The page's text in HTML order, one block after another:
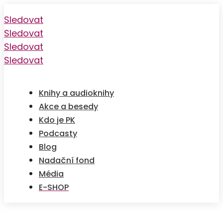
Sledovat
Sledovat
Sledovat
Sledovat
Knihy a audioknihy
Akce a besedy
Kdo je PK
Podcasty
Blog
Nadační fond
Média
E-SHOP